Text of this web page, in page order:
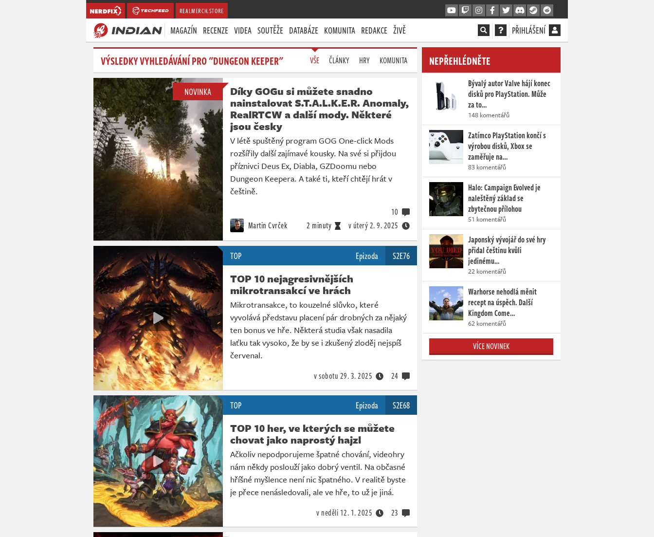
REALMERCH.STORE
MAGAZÍN RECENZE VIDEA SOUTĚŽE DATABÁZE KOMUNITA REDAKCE ŽIVĚ PŘIHLÁŠENÍ
VÝSLEDKY VYHLEDÁVÁNÍ PRO "DUNGEON KEEPER" VŠE ČLÁNKY HRY KOMUNITA
NOVINKA
Díky GOGu si můžete snadno
nainstalovat S.T.A.L.K.E.R. Anomaly,
RealRTCW a další mody. Některé
jsou česky
V létě spuštěný program GOG One-click Mods
rozšířily další zajímavé kousky. Na své si přijdou
příznivci Deus Ex, Diabla, GZDoomu nebo
Dungeon Keepera. A také ti, kteří chtějí hrát v
češtině.
Martin Cvrček 2 minuty v úterý2. 9. 2025
10
TOP Epizoda S2E76
TOP 10 nejagresivnějších
mikrotransakcí ve hrách
Mikrotransakce, to kouzelné slůvko, které
vyvolává představu placení pár drobných za nějaký
ten bonus ve hře. Některá studia však nasadila
laťku tak vysoko, že by se i zkušený zloděj nejspíš
červenal.
v sobotu 29. 3. 2025 24
TOP Epizoda S2E68
TOP 10 her, ve kterých se můžete
chovat jako naprostý hajzl
Ačkoliv nepodporujeme špatné chování, videohry
nám někdy poslouží jako dobrý ventil. Na občasné
hříšné myšlence není nic špatného. V realitě byste
je přece nenásledovali, ale ve hře, to už je jiná.
v neděli 12. 1. 2025 23
NEPŘEHLÉDNĚTE
Bývalý autor Valve hájí konec
disků pro PlayStation. Může
za to…
148 komentářů
Zatímco PlayStation končí s
výrobou disků, Xbox se
zaměřuje na…
83 komentářů
Halo: Campaign Evolved je
naleštěný základ se
zbytečnou přílohou
51 komentářů
Japonský vývojář do své hry
přidal češtinu kvůli
jedinému…
22 komentářů
Warhorse nehodlá měnit
recept na úspěch. Další
Kingdom Come…
62 komentářů
VÍCE NOVINEK